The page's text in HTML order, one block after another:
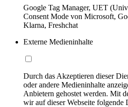
Google Tag Manager, UET
Consent Mode von Microsoft,
Klarna, Freshchat
Externe Medieninhalte
Durch das Akzeptieren dieser
oder andere Medieninhalte
Anbietern gehostet werden. Mit
wir auf dieser Webseite folgende